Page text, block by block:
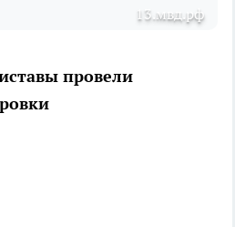
13.мвд.рф
провели